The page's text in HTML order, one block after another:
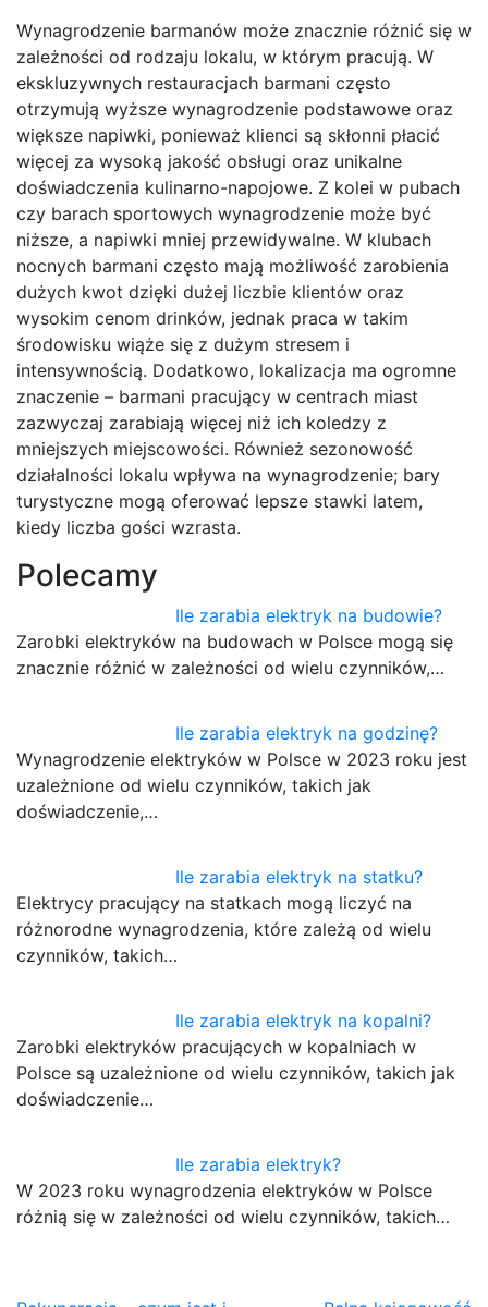
Wynagrodzenie barmanów może znacznie różnić się w
zależności od rodzaju lokalu, w którym pracują. W
ekskluzywnych restauracjach barmani często
otrzymują wyższe wynagrodzenie podstawowe oraz
większe napiwki, ponieważ klienci są skłonni płacić
więcej za wysoką jakość obsługi oraz unikalne
doświadczenia kulinarno-napojowe. Z kolei w pubach
czy barach sportowych wynagrodzenie może być
niższe, a napiwki mniej przewidywalne. W klubach
nocnych barmani często mają możliwość zarobienia
dużych kwot dzięki dużej liczbie klientów oraz
wysokim cenom drinków, jednak praca w takim
środowisku wiąże się z dużym stresem i
intensywnością. Dodatkowo, lokalizacja ma ogromne
znaczenie – barmani pracujący w centrach miast
zazwyczaj zarabiają więcej niż ich koledzy z
mniejszych miejscowości. Również sezonowość
działalności lokalu wpływa na wynagrodzenie; bary
turystyczne mogą oferować lepsze stawki latem,
kiedy liczba gości wzrasta.
Polecamy
Ile zarabia elektryk na budowie?
Zarobki elektryków na budowach w Polsce mogą się
znacznie różnić w zależności od wielu czynników,…
Ile zarabia elektryk na godzinę?
Wynagrodzenie elektryków w Polsce w 2023 roku jest
uzależnione od wielu czynników, takich jak
doświadczenie,…
Ile zarabia elektryk na statku?
Elektrycy pracujący na statkach mogą liczyć na
różnorodne wynagrodzenia, które zależą od wielu
czynników, takich…
Ile zarabia elektryk na kopalni?
Zarobki elektryków pracujących w kopalniach w
Polsce są uzależnione od wielu czynników, takich jak
doświadczenie…
Ile zarabia elektryk?
W 2023 roku wynagrodzenia elektryków w Polsce
różnią się w zależności od wielu czynników, takich…